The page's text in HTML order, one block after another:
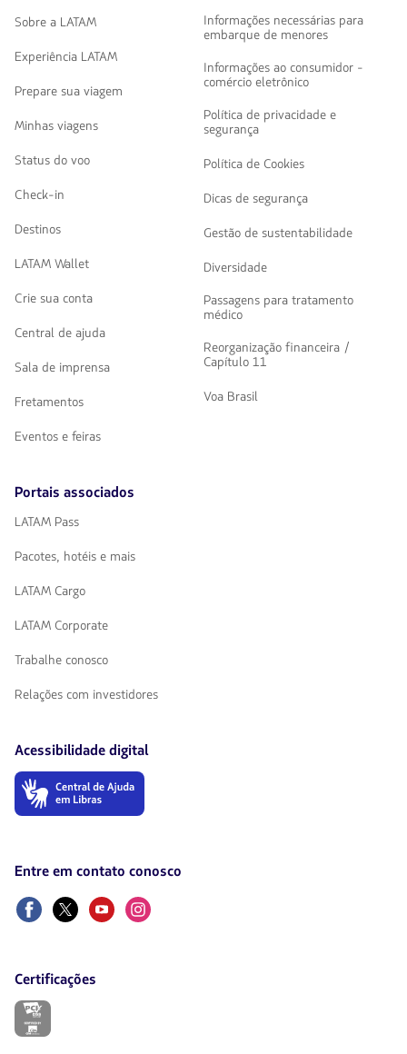
Sobre a LATAM
Experiência LATAM
Prepare sua viagem
Minhas viagens
Status do voo
Check-in
Destinos
LATAM Wallet
Crie sua conta
Central de ajuda
Sala de imprensa
Fretamentos
Eventos e feiras
Informações necessárias para
embarque de menores
Informações ao consumidor -
comércio eletrônico
Política de privacidade e
segurança
Política de Cookies
Dicas de segurança
Gestão de sustentabilidade
Diversidade
Passagens para tratamento
médico
Reorganização financeira /
Capítulo 11
Voa Brasil
Portais associados
LATAM Pass
Pacotes, hotéis e mais
LATAM Cargo
LATAM Corporate
Trabalhe conosco
Relações com investidores
Acessibilidade digital
O
será
nova
aba.
Entre em contato conosco
FacebookTwitterYoutubeInstagram
Certificações
O